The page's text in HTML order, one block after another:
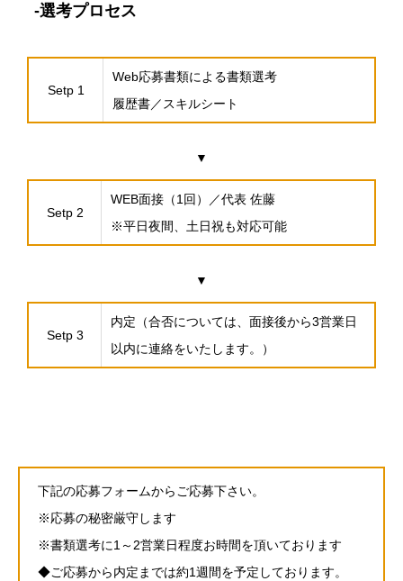
-選考プロセス
Setp 1
Web応募書類による書類選考
履歴書／スキルシート
▼
Setp 2
WEB面接（1回）／代表 佐藤
※平日夜間、土日祝も対応可能
▼
Setp 3
内定（合否については、面接後から3営業日
以内に連絡をいたします。）
下記の応募フォームからご応募下さい。
※応募の秘密厳守します
※書類選考に1～2営業日程度お時間を頂いております
◆ご応募から内定までは約1週間を予定しております。